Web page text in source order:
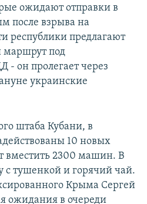
ожидают отправки в
после взрыва на
республики предлагают
маршрут под
- он пролегает через
украинские
штаба Кубани, в
10 новых
вместить 2300 машин. В
с тушенкой и горячий чай.
Крыма Сергей
ожидания в очереди